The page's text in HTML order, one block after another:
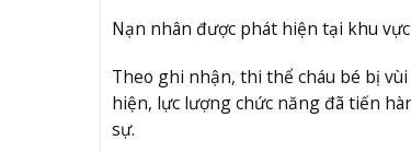
Nạn nhân được phát hiện tại khu
Theo ghi nhận, thi thể cháu bé bị
hiện, lực lượng chức năng đã tiến
sự.